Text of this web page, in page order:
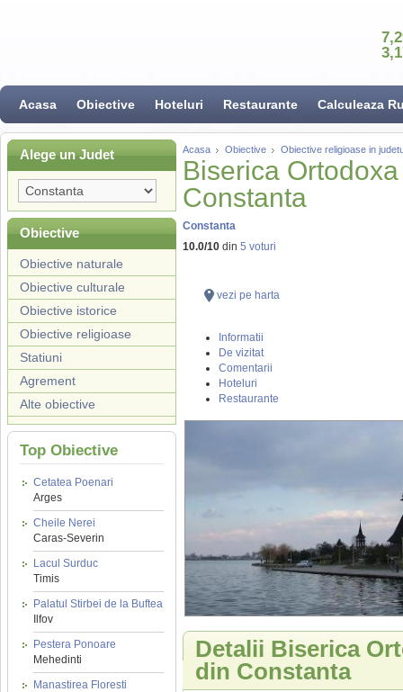
Acasa Obiective Hoteluri Restaurante Calculeaza
Alege un Judet
Obiective
Obiective naturale
Obiective culturale
Obiective istorice
Obiective religioase
Statiuni
Agrement
Alte obiective
Top Obiective
Cetatea Poenari
Arges
Cheile Nerei
Caras-Severin
Lacul Surduc
Timis
Palatul Stirbei de la Buftea
Ilfov
Pestera Ponoare
Mehedinti
Manastirea Floresti
Acasa Obiective Obiective religioase in
Biserica
Constanta
Constanta
10.0/10 din 5 voturi
vezi pe harta
Informatii
De vizitat
Comentarii
Hoteluri
Restaurante
Detalii Biserica
din Constanta